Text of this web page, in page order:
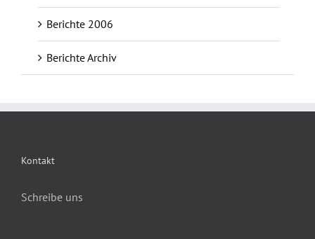
Berichte 2006
Berichte Archiv
Kontakt
Schreibe uns